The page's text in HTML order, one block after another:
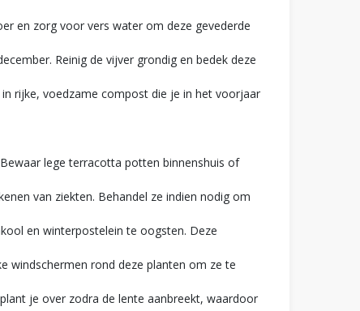
en zorg voor vers water om deze gevederde
Reinig de vijver grondig en bedek deze
rijke, voedzame compost die je in het voorjaar
lege terracotta potten binnenshuis of
van ziekten. Behandel ze indien nodig om
en winterpostelein te oogsten. Deze
windschermen rond deze planten om ze te
je over zodra de lente aanbreekt, waardoor